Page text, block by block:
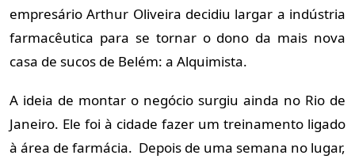
empresário Arthur Oliveira decidiu largar a indústria
farmacêutica para se tornar o dono da mais nova
casa de sucos de Belém: a Alquimista.
A ideia de montar o negócio surgiu ainda no Rio de
Janeiro. Ele foi à cidade fazer um treinamento ligado
à área de farmácia. Depois de uma semana no lugar,